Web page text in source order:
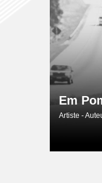
Em
Artiste -